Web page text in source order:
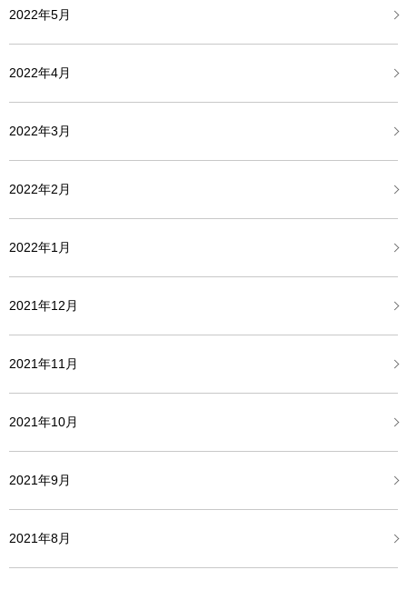
2022年5月
2022年4月
2022年3月
2022年2月
2022年1月
2021年12月
2021年11月
2021年10月
2021年9月
2021年8月